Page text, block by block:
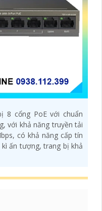
8 cổng PoE với chuẩn
với khả năng truyền tải
có khả năng cấp tín
ấn tượng, trang bị khả